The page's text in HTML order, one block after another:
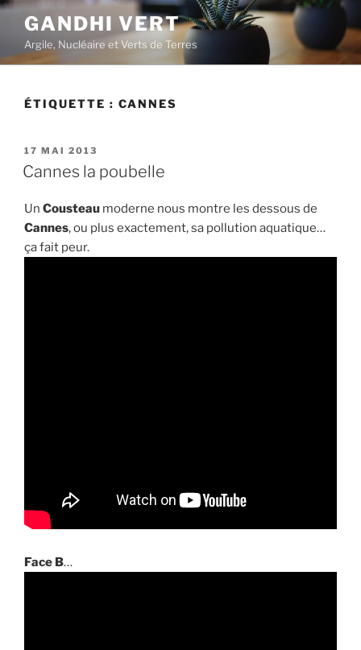
Aller
contenu
principal
GANDHI VERT
Argile, Nucléaire et Verts de Terres
ÉTIQUETTE : CANNES
PUBLIÉ
LE
17 MAI 2013
Cannes la poubelle
Un Cousteau moderne nous montre les dessous de
Cannes, ou plus exactement, sa pollution aquatique…
ça fait peur.
Face B…